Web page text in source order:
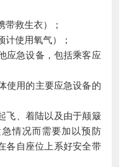
带救生衣）；
计使用氧气）；
应急设备，包括乘客应
使用的主要应急设备的
飞、着陆以及由于颠簸
情况而需要加以预防
各自座位上系好安全带